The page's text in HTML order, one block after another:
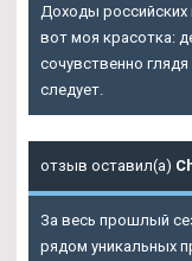
Доходы российских
вот моя красотка:
сочувственно
следует.
отзыв оставил(а)
За весь прошлый
рядом уникальных